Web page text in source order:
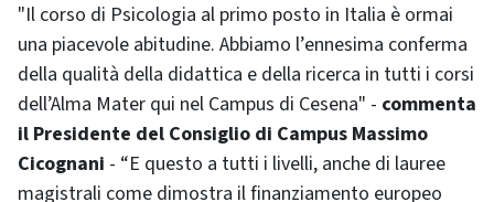
"Il corso di Psicologia al primo posto in Italia è ormai
una piacevole abitudine. Abbiamo l’ennesima conferma
della qualità della didattica e della ricerca in tutti i corsi
dell’Alma Mater qui nel Campus di Cesena" - commenta
il Presidente del Consiglio di Campus Massimo
Cicognani - “E questo a tutti i livelli, anche di lauree
magistrali come dimostra il finanziamento europeo